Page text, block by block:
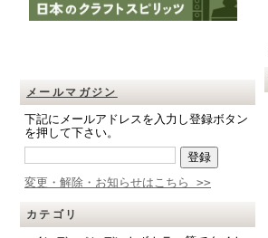
メールマガジン
下記にメールアドレスを入力し登録ボタン
を押して下さい。
変更・解除・お知らせはこちら >>
カテゴリ